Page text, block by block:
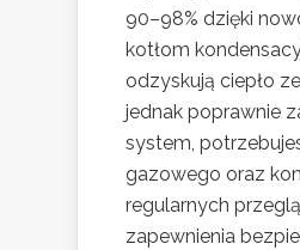
90–98% dzięki
kotłom
odzyskują ciepło
jednak poprawnie
system,
gazowego oraz
regularnych
zapewnienia